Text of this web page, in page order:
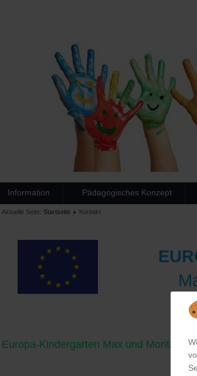
Information Pädagogisches Konzept
Aktuelle Seite: Startseite Kontakt
Europa-Kindergarten Max und Moritz